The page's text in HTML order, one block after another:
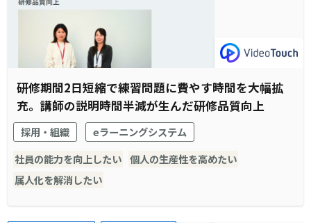
研修期間2日短縮で練習問題に費やす時間を大幅拡
充。講師の説明時間半減が生んだ研修品質向上
採用・組織
eラーニングシステム
社員の能力を向上したい 個人の生産性を高めたい
属人化を解消したい